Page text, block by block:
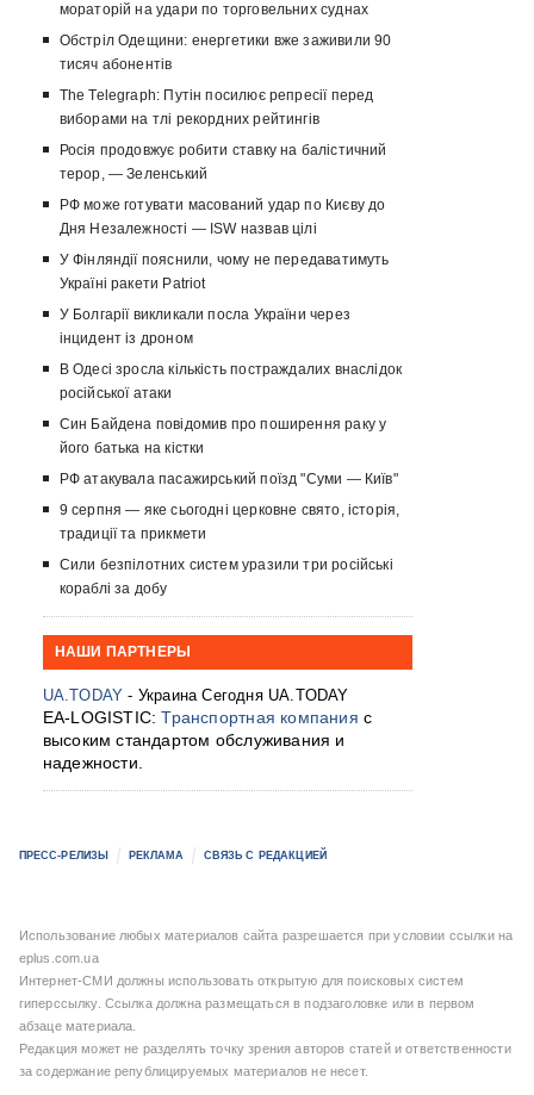
мораторій на удари по торговельних суднах
Обстріл Одещини: енергетики вже заживили 90
тисяч абонентів
The Telegraph: Путін посилює репресії перед
виборами на тлі рекордних рейтингів
Росія продовжує робити ставку на балістичний
терор, — Зеленський
РФ може готувати масований удар по Києву до
Дня Незалежності — ISW назвав цілі
У Фінляндії пояснили, чому не передаватимуть
Україні ракети Patriot
У Болгарії викликали посла України через
інцидент із дроном
В Одесі зросла кількість постраждалих внаслідок
російської атаки
Син Байдена повідомив про поширення раку у
його батька на кістки
РФ атакувала пасажирський поїзд "Суми — Київ"
9 серпня — яке сьогодні церковне свято, історія,
традиції та прикмети
Сили безпілотних систем уразили три російські
кораблі за добу
НАШИ ПАРТНЕРЫ
UA.TODAY - Украина Сегодня UA.TODAY
EA-LOGISTIC:Транспортная компания с
высоким стандартом обслуживания и
надежности.
ПРЕСС-РЕЛИЗЫ РЕКЛАМА СВЯЗЬ С РЕДАКЦИЕЙ
Использование любых материалов сайта разрешается при условии ссылки на
eplus.com.ua
Интернет-СМИ должны использовать открытую для поисковых систем
гиперссылку. Ссылка должна размещаться в подзаголовке или в первом
абзаце материала.
Редакция может не разделять точку зрения авторов статей и ответственности
за содержание републицируемых материалов не несет.